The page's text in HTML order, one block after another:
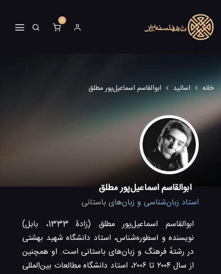
0
خانه اساتید ابوالقاسم اسماعیل‌پور مطلق
ابوالقاسم اسماعیل‌پور مطلق
استاد زبان‌شناسی و زبان‌های باستانی
ابوالقاسم اسماعیل‌پور مطلق (زادۀ 1333، بابل)
نویسنده و اسطوره‌شناس، استاد دانشگاه شهید بهشتی
در رشتهٔ فرهنگ و زبان‌های باستانی است. او همچنین
از سال ۲۰۰۴ تا ۲۰۰۶، استاد دانشگاه مطالعات بین‌المللی